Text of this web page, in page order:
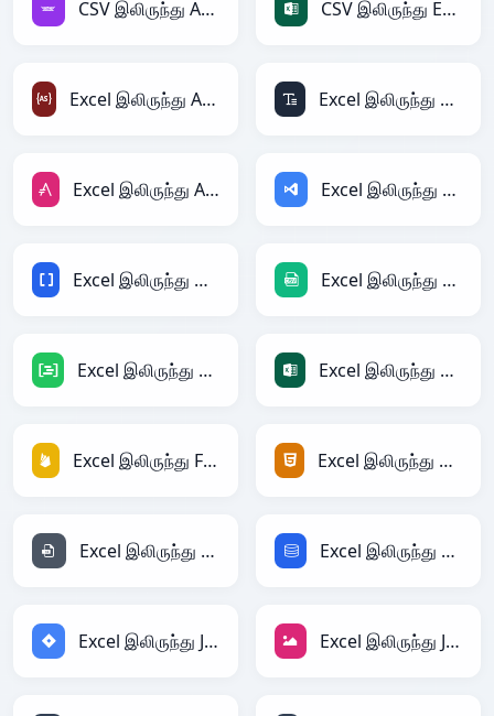
CSV இலிருந்து Avro CSV இலிருந்து Excel
Excel இலிருந்து ActionScript Excel இலிருந்து ASCII
Excel இலிருந்து AsciiDoc Excel இலிருந்து ASP
Excel இலிருந்து BBCode Excel இலிருந்து CSV
Excel இலிருந்து DAX Excel இலிருந்து Excel
Excel இலிருந்து Firebase Excel இலிருந்து HTML
Excel இலிருந்து INI Excel இலிருந்து SQL
Excel இலிருந்து Jira Excel இலிருந்து JPEG